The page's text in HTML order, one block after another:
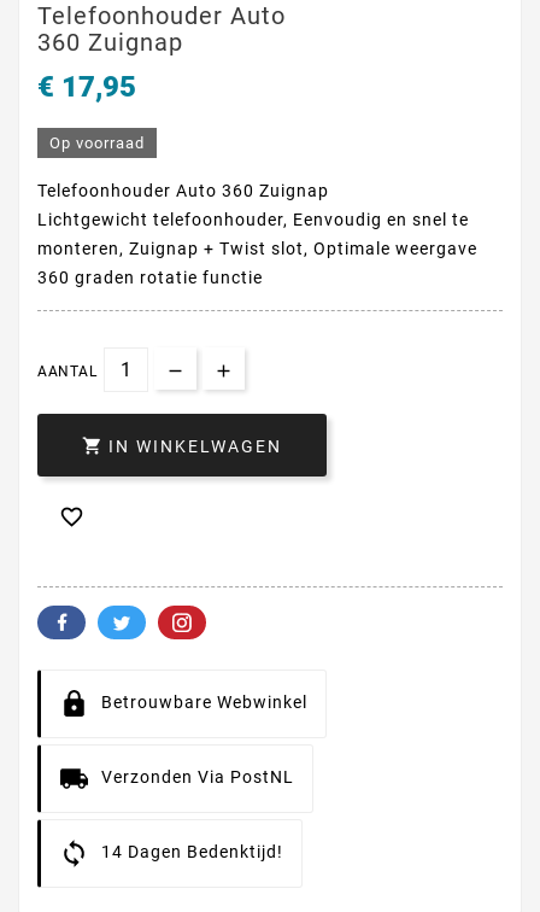
Telefoonhouder Auto
360 Zuignap
€ 17,95
Op voorraad
Telefoonhouder Auto 360 Zuignap
Lichtgewicht telefoonhouder, Eenvoudig en snel te
monteren, Zuignap + Twist slot, Optimale weergave
360 graden rotatie functie
AANTAL
 IN WINKELWAGEN

Betrouwbare Webwinkel
Verzonden Via PostNL
14 Dagen Bedenktijd!